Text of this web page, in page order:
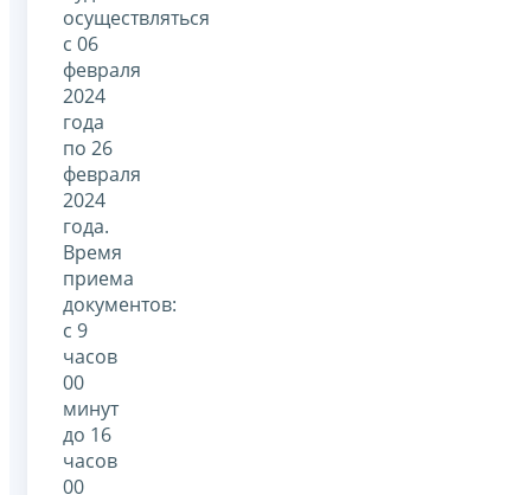
осуществляться
с 06
февраля
2024
года
по 26
февраля
2024
года.
Время
приема
документов:
с 9
часов
00
минут
до 16
часов
00